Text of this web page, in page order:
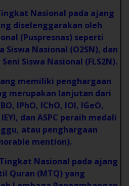
Nasional pada ajang
diselenggarakan oleh
(Puspresnas) seperti
Siswa Nasional (O2SN), dan
Siswa Nasional (FLS2N).
memiliki penghargaan
merupakan lanjutan dari
IPhO, IChO, IOI, IGeO,
IEYI, dan ASPC peraih medali
atau penghargaan
mention).
Tingkat Nasional pada ajang
Quran (MTQ) yang